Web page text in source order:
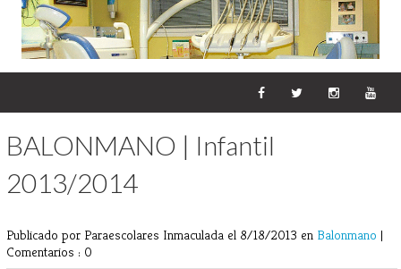
BALONMANO | Infantil
2013/2014
Publicado por Paraescolares Inmaculada el 8/18/2013 en Balonmano |
Comentarios : 0